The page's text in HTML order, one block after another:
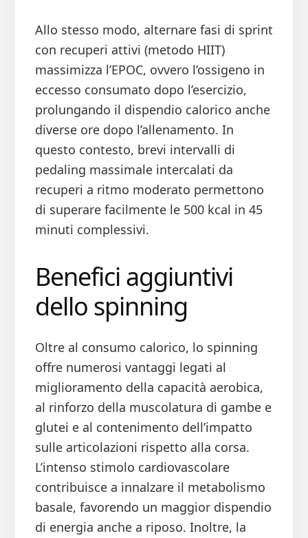
Allo stesso modo, alternare fasi di sprint
con recuperi attivi (metodo HIIT)
massimizza l’EPOC, ovvero l’ossigeno in
eccesso consumato dopo l’esercizio,
prolungando il dispendio calorico anche
diverse ore dopo l’allenamento. In
questo contesto, brevi intervalli di
pedaling massimale intercalati da
recuperi a ritmo moderato permettono
di superare facilmente le 500 kcal in 45
minuti complessivi.
Benefici aggiuntivi
dello spinning
Oltre al consumo calorico, lo spinning
offre numerosi vantaggi legati al
miglioramento della capacità aerobica,
al rinforzo della muscolatura di gambe e
glutei e al contenimento dell’impatto
sulle articolazioni rispetto alla corsa.
L’intenso stimolo cardiovascolare
contribuisce a innalzare il metabolismo
basale, favorendo un maggior dispendio
di energia anche a riposo. Inoltre, la